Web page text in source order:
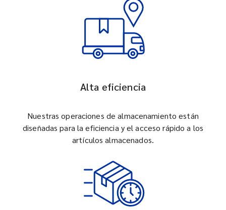
Alta eficiencia
Nuestras operaciones de almacenamiento están
diseñadas para la eficiencia y el acceso rápido a los
artículos almacenados.